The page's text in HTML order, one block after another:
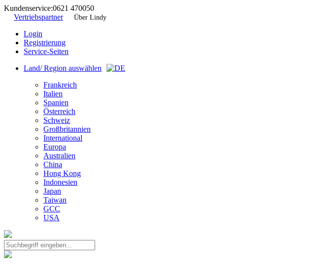
Kundenservice:0621 470050
Vertriebspartner
Über Lindy
Login
Registrierung
Service-Seiten
Land/ Region auswählen
Frankreich
Italien
Spanien
Österreich
Schweiz
Großbritannien
International
Europa
Australien
China
Hong Kong
Indonesien
Japan
Taiwan
GCC
USA